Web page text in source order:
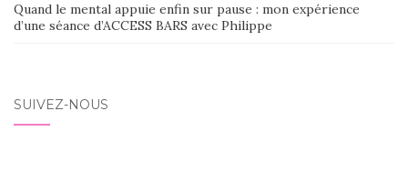
Quand le mental appuie enfin sur pause : mon expérience
d’une séance d’ACCESS BARS avec Philippe
SUIVEZ-NOUS